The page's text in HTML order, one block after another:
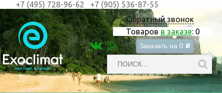
Обратный звонок
Товаров в заказе: 0
Заказать на 0 c
+7 (495) 728-96-62 +7 (905) 536-87-55